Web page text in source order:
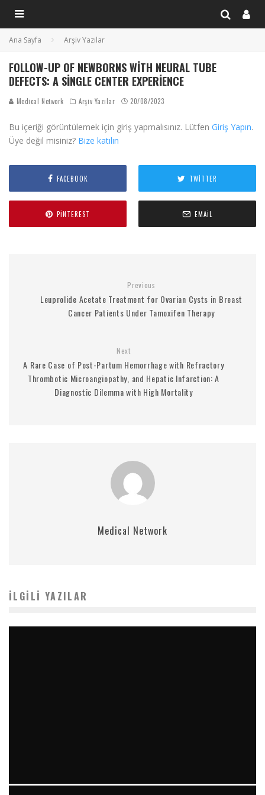
Ana Sayfa Arşiv Yazılar
FOLLOW-UP OF NEWBORNS WITH NEURAL TUBE
DEFECTS: A SINGLE CENTER EXPERIENCE
Medical Network Arşiv Yazılar 20/08/2023
Bu içeriği görüntülemek için giriş yapmalısınız. Lütfen Giriş Yapın.
Üye değil misiniz? Bize katılın
FACEBOOK TWITTER
PINTEREST EMAIL
Previous
Leuprolide Acetate Treatment for Ovarian Cysts in Breast
Cancer Patients Under Tamoxifen Therapy
Next
A Rare Case of Post-Partum Hemorrhage with Refractory
Thrombotic Microangiopathy, and Hepatic Infarction: A
Diagnostic Dilemma with High Mortality
Medical Network
İLGILI YAZILAR